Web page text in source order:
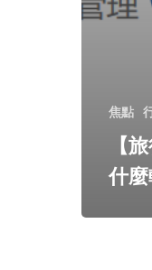
焦點
【
什